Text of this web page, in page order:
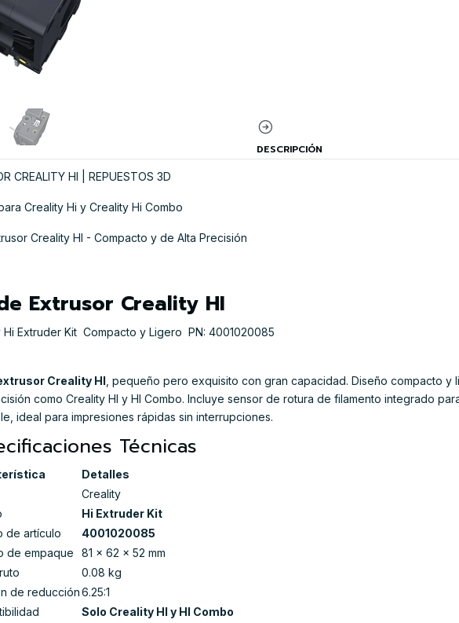
DESCRIPCIÓN
CREALITY HI | REPUESTOS 3D
Creality Hi y Creality Hi Combo
Creality HI - Compacto y de Alta Precisión
Extrusor Creality HI
Extruder Kit  Compacto y Ligero  PN: 4001020085
Creality HI , pequeño pero exquisito con gran capacidad. Diseño compacto y
como Creality HI y HI Combo. Incluye sensor de rotura de filamento integrado
ideal para impresiones rápidas sin interrupciones.
Técnicas
Detalles
Creality
Hi Extruder Kit
de artículo
4001020085
de empaque
81 × 62 × 52 mm
0.08 kg
de reducción6.25:1
Solo Creality HI y HI Combo